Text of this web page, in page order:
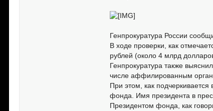
Генпрокуратура России
В ходе проверки, как
рублей (около 4 млрд
Генпрокуратура также
числе аффилированным
При этом, как
фонда. Имя президента в
Президентом фонда, как